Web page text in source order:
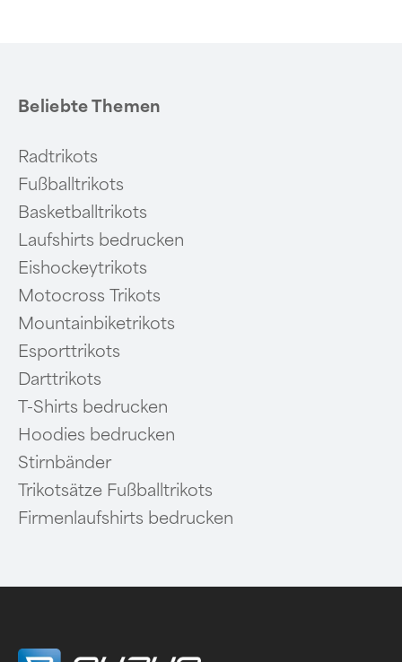
Beliebte Themen
Radtrikots
Fußballtrikots
Basketballtrikots
Laufshirts bedrucken
Eishockeytrikots
Motocross Trikots
Mountainbiketrikots
Esporttrikots
Darttrikots
T-Shirts bedrucken
Hoodies bedrucken
Stirnbänder
Trikotsätze Fußballtrikots
Firmenlaufshirts bedrucken